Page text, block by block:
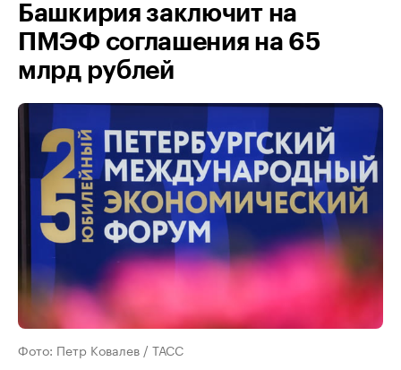
Башкирия заключит на
ПМЭФ соглашения на 65
млрд рублей
Фото: Петр Ковалев / ТАСС